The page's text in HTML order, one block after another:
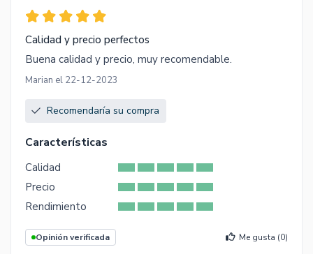
Calidad y precio perfectos
Buena calidad y precio, muy recomendable.
Marian el 22-12-2023
Recomendaría su compra
Características
Calidad
Precio
Rendimiento
Opinión verificada Me gusta (0)